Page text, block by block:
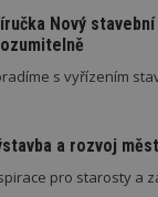
Nový
s vyřízením
a rozvoj
pro starosty a